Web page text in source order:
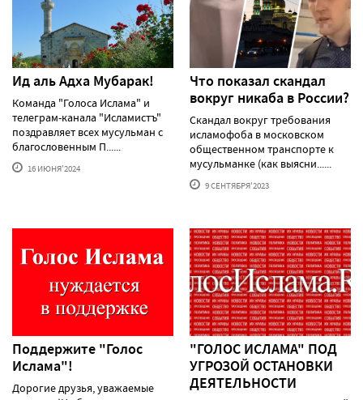
Ид аль Адха Мубарак!
Команда "Голоса Ислама" и
телеграм-канала "Исламистъ"
поздравляет всех мусульман с
благословенным П......
16 ИЮНЯ'2024
Что показал скандал
вокруг никаба в России?
Скандал вокруг требования
исламофоба в московском
общественном транспорте к
мусульманке (как выясни......
9 СЕНТЯБРЯ'2023
Поддержите "Голос
Ислама"!
Дорогие друзья, уважаемые
"ГОЛОС ИСЛАМА" ПОД
УГРОЗОЙ ОСТАНОВКИ
ДЕЯТЕЛЬНОСТИ